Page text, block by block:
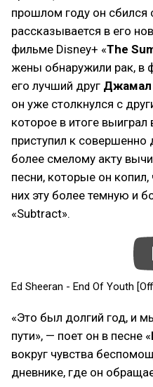
прошлом году он сбился
рассказывается в его
фильме Disney+ «The
жены обнаружили рак, в
его лучший друг Джамал
он уже столкнулся с
которое в итоге
приступил к
более смелому акту
песни, которые он
них эту более темную и
«Subtract».
Ed Sheeran - End Of Youth
«Это был долгий год, и
пути», — поет он в песне «
вокруг чувства
дневнике, где он